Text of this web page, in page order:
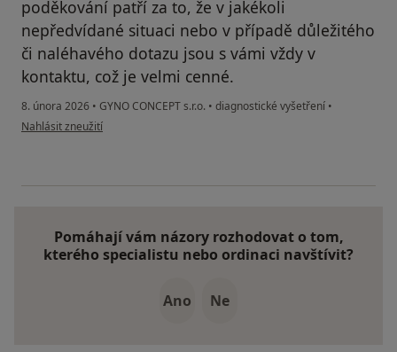
poděkování patří za to, že v jakékoli
nepředvídané situaci nebo v případě důležitého
či naléhavého dotazu jsou s vámi vždy v
kontaktu, což je velmi cenné.
8. února 2026 • GYNO CONCEPT s.r.o. • diagnostické vyšetření •
podle názoru uživatele Alina
Nahlásit zneužití
Pomáhají vám názory rozhodovat o tom,
kterého specialistu nebo ordinaci navštívit?
Ano Ne